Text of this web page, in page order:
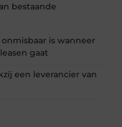
bestaande
is wanneer
gaat
een leverancier van